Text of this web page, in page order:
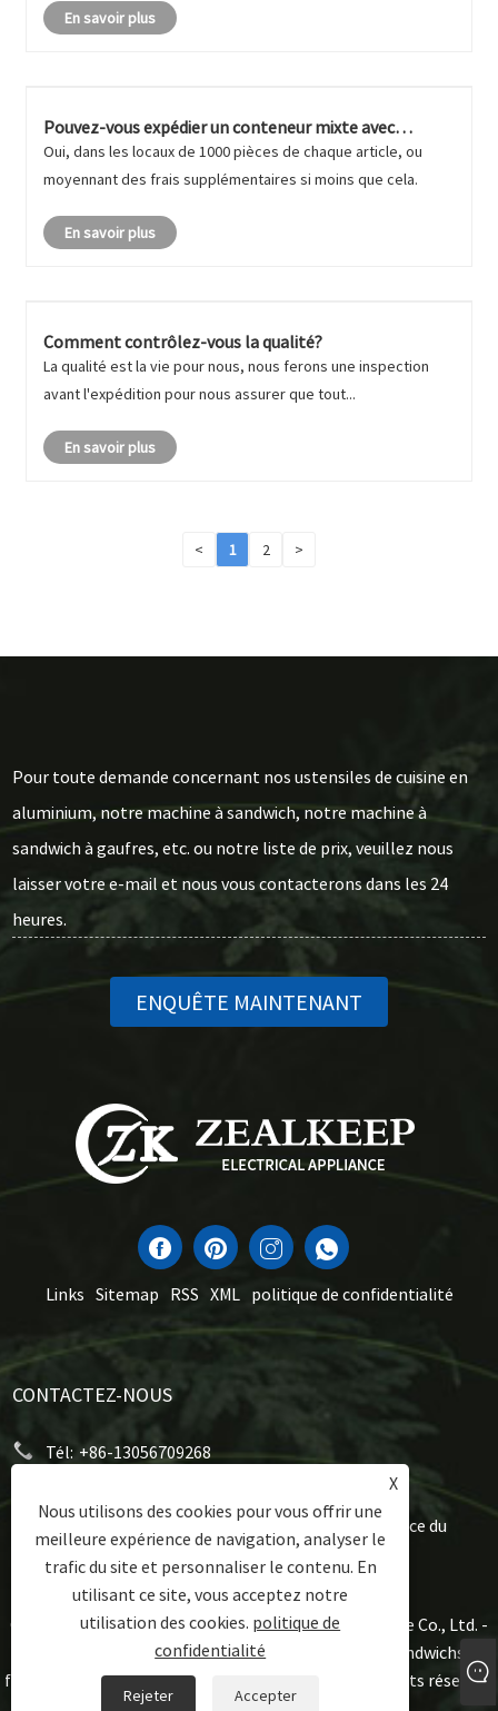
En savoir plus
Pouvez-vous expédier un conteneur mixte avec
différents articles ?
Oui, dans les locaux de 1000 pièces de chaque article, ou
moyennant des frais supplémentaires si moins que cela.
En savoir plus
Comment contrôlez-vous la qualité?
La qualité est la vie pour nous, nous ferons une inspection
avant l'expédition pour nous assurer que tout...
En savoir plus
< 1 2 >
Pour toute demande concernant nos ustensiles de cuisine en
aluminium, notre machine à sandwich, notre machine à
sandwich à gaufres, etc. ou notre liste de prix, veuillez nous
laisser votre e-mail et nous vous contacterons dans les 24
heures.
ENQUÊTE MAINTENANT
Links Sitemap RSS XML politique de confidentialité
CONTACTEZ-NOUS
Tél: +86-13056709268
Saint Street, Cixi City et City City, Province du
Zhejiang, Chine
Copyright © 2023 Ningbo Zealkey Electrical Appliance Co., Ltd. -
ustensiles de cuisine en aluminium, fabricant de sandwichs,
fabricant de sandwich à la plaque de gaufre - Tous droits réservés.
X
Nous utilisons des cookies pour vous offrir une
meilleure expérience de navigation, analyser le
trafic du site et personnaliser le contenu. En
utilisant ce site, vous acceptez notre
utilisation des cookies. politique de
confidentialité
Rejeter Accepter